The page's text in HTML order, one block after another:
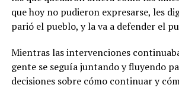
que hoy no pudieron expresarse, les
parió el pueblo, y la va a defender el
Mientras las intervenciones
gente se seguía juntando y fluyendo
decisiones sobre cómo continuar y